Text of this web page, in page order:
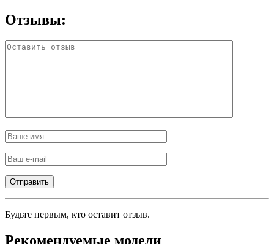
Отзывы:
Будьте первым, кто оставит отзыв.
Рекомендуемые модели